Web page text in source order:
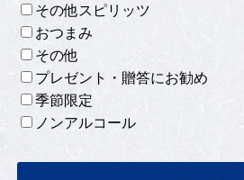
その他スピリッツ
おつまみ
その他
プレゼント・贈答にお勧め
季節限定
ノンアルコール